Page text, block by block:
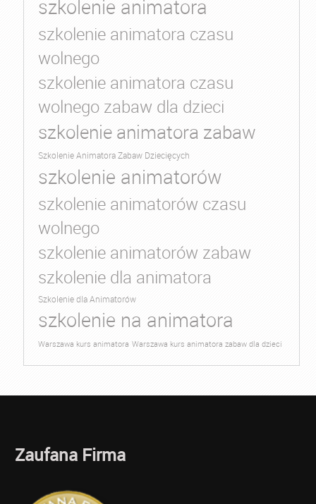
szkolenie animatora
szkolenie animatora czasu
wolnego
szkolenie animatora czasu
wolnego zabaw dla dzieci
szkolenie animatora zabaw
Szkolenie Animatora Zabaw Dziecięcych
szkolenie animatorów
szkolenie animatorów czasu
wolnego
szkolenie animatorów zabaw
szkolenie dla animatora
Szkolenie dla Animatorów
szkolenie na animatora
Warszawa kurs animatora Warszawa kurs animatora zabaw dla dzieci
Zaufana Firma